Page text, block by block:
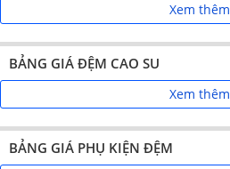
Xem thêm
BẢNG GIÁ ĐỆM CAO SU
Xem thêm
BẢNG GIÁ PHỤ KIỆN ĐỆM